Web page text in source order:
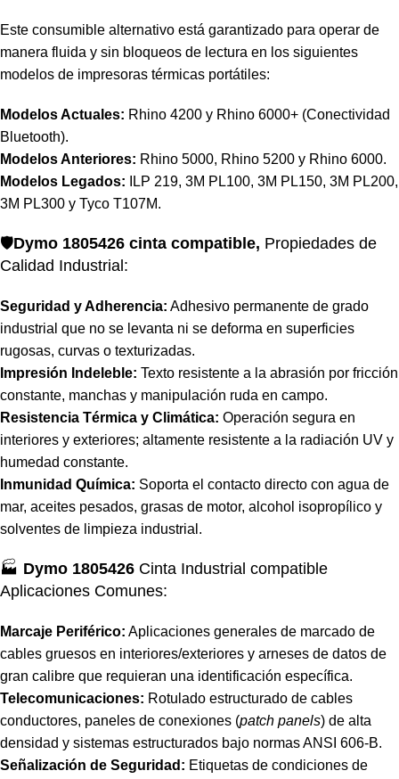
Este consumible alternativo está garantizado para operar de
manera fluida y sin bloqueos de lectura en los siguientes
modelos de impresoras térmicas portátiles:
Modelos Actuales: Rhino 4200 y Rhino 6000+ (Conectividad
Bluetooth).
Modelos Anteriores: Rhino 5000, Rhino 5200 y Rhino 6000.
Modelos Legados: ILP 219, 3M PL100, 3M PL150, 3M PL200,
3M PL300 y Tyco T107M.
🛡️Dymo 1805426 cinta compatible, Propiedades de
Calidad Industrial:
Seguridad y Adherencia: Adhesivo permanente de grado
industrial que no se levanta ni se deforma en superficies
rugosas, curvas o texturizadas.
Impresión Indeleble: Texto resistente a la abrasión por fricción
constante, manchas y manipulación ruda en campo.
Resistencia Térmica y Climática: Operación segura en
interiores y exteriores; altamente resistente a la radiación UV y
humedad constante.
Inmunidad Química: Soporta el contacto directo con agua de
mar, aceites pesados, grasas de motor, alcohol isopropílico y
solventes de limpieza industrial.
🏭 Dymo 1805426 Cinta Industrial compatible
Aplicaciones Comunes:
Marcaje Periférico: Aplicaciones generales de marcado de
cables gruesos en interiores/exteriores y arneses de datos de
gran calibre que requieran una identificación específica.
Telecomunicaciones: Rotulado estructurado de cables
conductores, paneles de conexiones (patch panels) de alta
densidad y sistemas estructurados bajo normas ANSI 606-B.
Señalización de Seguridad: Etiquetas de condiciones de